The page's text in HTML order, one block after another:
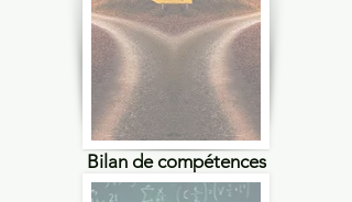
Bilan de compétences